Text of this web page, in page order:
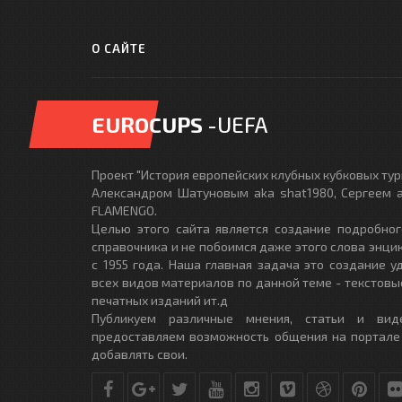
О САЙТЕ
EUROCUPS -UEFA
Проект "История европейских клубных кубковых
Александром Шатуновым aka shat1980, Сергеем
FLAMENGO.
Целью этого сайта является создание
справочника и не побоимся даже этого слова
с 1955 года. Наша главная задача это создание
всех видов материалов по данной теме -
печатных изданий ит.д
Публикуем различные мнения, статьи и
предоставляем возможность общения на
добавлять свои.